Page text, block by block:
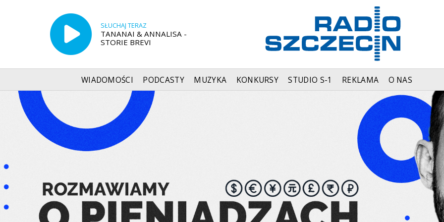
SŁUCHAJ TERAZ
TANANAI & ANNALISA -
STORIE BREVI
WIADOMOŚCI PODCASTY MUZYKA KONKURSY STUDIO S-1 REKLAMA O NAS